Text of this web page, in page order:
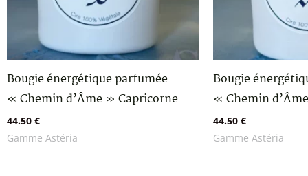
Bougie énergétique parfumée
« Chemin d’Âme » Capricorne
44.50 €
Gamme Astéria
Bougie
« Chemin
44.50 €
Gamme Astéria